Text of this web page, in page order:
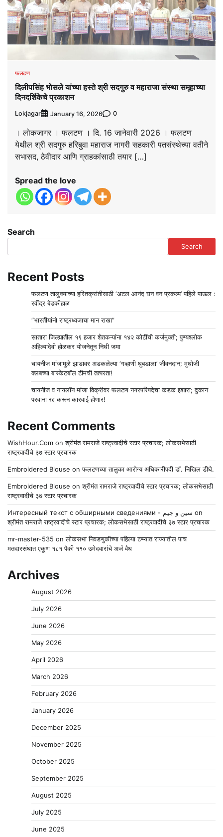
फलटण
दिलीपसिंह भोसले यांच्या हस्ते श्री सदगुरु व महाराजा संस्था समूहाच्या
दिनदर्शिकेचे प्रकाशन
Lokjagar January 16, 2026 0
। लोकजागर । फलटण । दि. 16 जानेवारी 2026 । फलटण
येथील श्री सदगुरु हरिबुवा महाराज नागरी सहकारी पतसंस्थेच्या वतीने
सभासद, ठेवीदार आणि ग्राहकांसाठी तयार […]
Spread the love
Search
Search
Recent Posts
फलटण तालुक्याच्या हरितक्रांतीसाठी ‘अटल आनंद घन वन प्रकल्प’ पहिले पाऊल :
रवींद्र बेडकीहाळ
“भारतीयांनो राष्ट्रध्वजाचा मान राखा”
सातारा जिल्ह्यातील १९ हजार शेतकऱ्यांना १४२ कोटींची कर्जमुक्ती; पुण्यश्लोक
अहिल्यादेवी होळकर योजनेतून निधी जमा
चायनीज मांजामुळे झाडावर अडकलेल्या ‘गव्हाणी घुबडाला’ जीवनदान; मुधोजी
क्लबच्या बास्केटबॉल टीमची तत्परता!
चायनीज व नायलॉन मांजा विक्रीवर फलटण नगरपरिषदेचा कडक इशारा; दुकान
परवाना रद्द करून कारवाई होणार!
Recent Comments
WishHour.Com onश्रीमंत रामराजे राष्ट्रवादीचे स्टार प्रचारक; लोकसभेसाठी
राष्ट्रवादीचे ३७ स्टार प्रचारक
Embroidered Blouse onफलटणच्या तालुका आरोग्य अधिकारीपदी डॉ. निखिल डीघे.
Embroidered Blouse onश्रीमंत रामराजे राष्ट्रवादीचे स्टार प्रचारक; लोकसभेसाठी
राष्ट्रवादीचे ३७ स्टार प्रचारक
Интересный текст с обширными сведениями - سين و جيم on
श्रीमंत रामराजे राष्ट्रवादीचे स्टार प्रचारक; लोकसभेसाठी राष्ट्रवादीचे ३७ स्टार प्रचारक
mr-master-535 onलोकसभा निवडणुकीच्या पहिल्या टप्प्यात राज्यातील पाच
मतदारसंघात एकूण १८१ पैकी ११० उमेदवारांचे अर्ज वैध
Archives
August 2026
July 2026
June 2026
May 2026
April 2026
March 2026
February 2026
January 2026
December 2025
November 2025
October 2025
September 2025
August 2025
July 2025
June 2025